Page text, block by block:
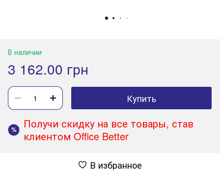
В наличии
3 162.00 грн
Купить
%
Получи скидку на все товары, став
клиентом Office Better
В избранное